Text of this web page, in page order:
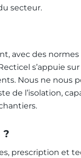
secteur.
avec des
s’appuie
Nous ne nous
de l’isolation,
?
prescription et